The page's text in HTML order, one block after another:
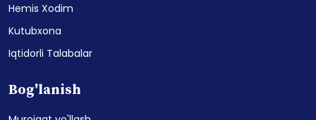
Hemis Xodim
Kutubxona
Iqtidorli Talabalar
Bog'lanish